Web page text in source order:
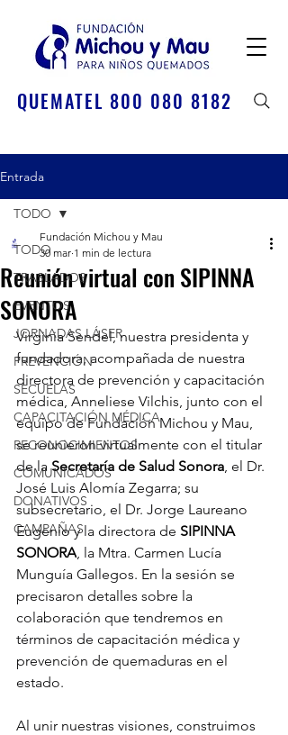
QUEMATEL 800 080 8182
Entrada
TODO
TRASLADOS
EVENTOS
JORNADAS LÁSER
PREVENCIÓN
SECUELAS
CAPACITACIÓN MÉDICA
RECONOCIMIENTOS
COMUNICADOS
DONATIVOS
CAMPAÑAS
TODO
Reunión virtual con SIPINNA
SONORA
Fundación Michou y Mau
30 mar 1 min de lectura
Virginia Sendel, nuestra presidenta y
fundadora, acompañada de nuestra
directora de prevención y capacitación
médica, Anneliese Vilchis, junto con el
equipo de Fundación Michou y Mau,
se reunieron virtualmente con el titular
de la Secretaría de Salud Sonora, el Dr.
José Luis Alomía Zegarra; su
subsecretario, el Dr. Jorge Laureano
Eugenio y la directora de SIPINNA
SONORA, la Mtra. Carmen Lucía
Munguía Gallegos. En la sesión se
precisaron detalles sobre la
colaboración que tendremos en
términos de capacitación médica y
prevención de quemaduras en el
estado.
Al unir nuestras visiones, construimos